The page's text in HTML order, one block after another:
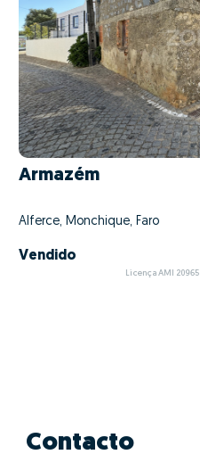
Armazém
Alferce, Monchique, Faro
Vendido
Licença AMI 20965
Contacto